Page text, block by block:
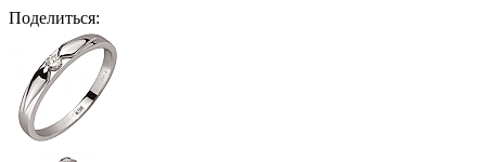
Поделиться: